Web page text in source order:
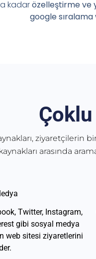
kadarözelleştirme ve
google
ziyaretçilerin
arasında
Twitter, Instagram,
gibi sosyal medya
web sitesi ziyaretlerini